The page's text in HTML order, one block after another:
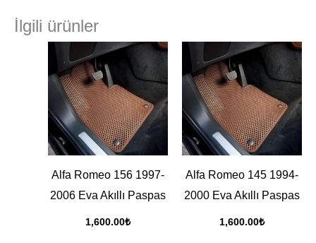
İlgili ürünler
Alfa Romeo 156 1997-
2006 Eva Akıllı Paspas
1,600.00₺
Alfa Romeo 145 1994-
2000 Eva Akıllı Paspas
1,600.00₺